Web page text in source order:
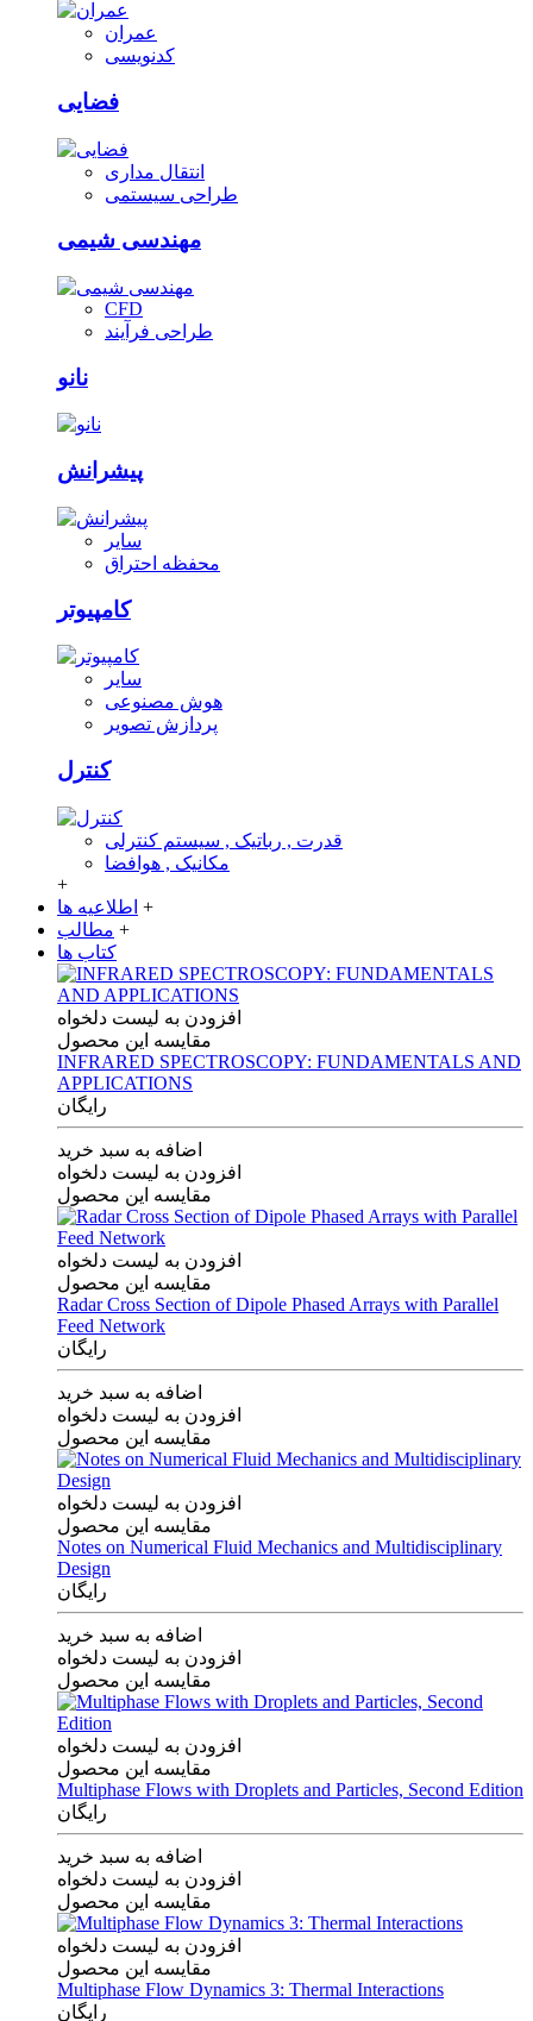
عمران
کدنویسی
فضایی
انتقال مداری
طراحی سیستمی
مهندسی شیمی
CFD
طراحی فرآیند
نانو
پیشرانش
سایر
محفظه احتراق
کامپیوتر
سایر
هوش مصنوعی
پردازش تصویر
کنترل
قدرت , رباتیک , سیستم کنترلی
مکانیک , هوافضا
+
اطلاعیه ها +
مطالب +
کتاب ها
افزودن به لیست دلخواه
مقایسه این محصول
INFRARED SPECTROSCOPY: FUNDAMENTALS AND
APPLICATIONS
رایگان
اضافه به سبد خرید
افزودن به لیست دلخواه
مقایسه این محصول
افزودن به لیست دلخواه
مقایسه این محصول
Radar Cross Section of Dipole Phased Arrays with Parallel
Feed Network
رایگان
اضافه به سبد خرید
افزودن به لیست دلخواه
مقایسه این محصول
افزودن به لیست دلخواه
مقایسه این محصول
Notes on Numerical Fluid Mechanics and Multidisciplinary
Design
رایگان
اضافه به سبد خرید
افزودن به لیست دلخواه
مقایسه این محصول
افزودن به لیست دلخواه
مقایسه این محصول
Multiphase Flows with Droplets and Particles, Second Edition
رایگان
اضافه به سبد خرید
افزودن به لیست دلخواه
مقایسه این محصول
افزودن به لیست دلخواه
مقایسه این محصول
Multiphase Flow Dynamics 3: Thermal Interactions
رایگان